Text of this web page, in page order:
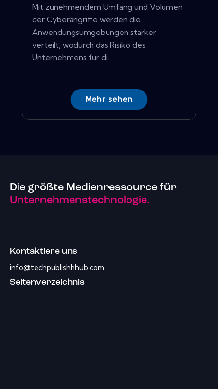
Mit zunehmendem Umfang und Volumen
der Cyberangriffe werden die
Anwendungsumgebungen stärker
verteilt, wodurch das Risiko des
Unternehmens für di...
Mehr sehen
Die größte Medienressource für
Unternehmenstechnologie.
Kontaktiere uns
info@techpublishhhub.com
Seitenverzeichnis